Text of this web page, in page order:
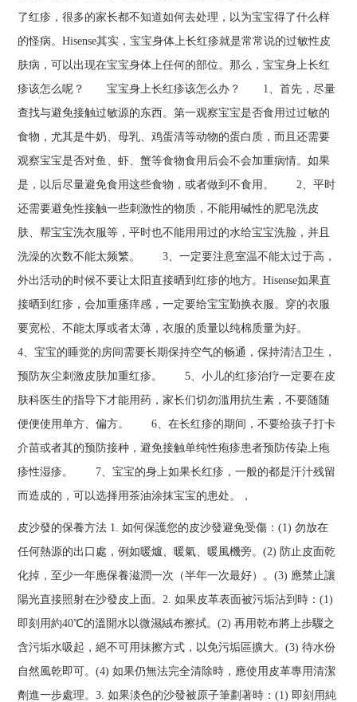
了红疹，很多的家长都不知道如何去处理，以为宝宝得了什么样
的怪病。Hisense其实，宝宝身体上长红疹就是常常说的过敏性皮
肤病，可以出现在宝宝身体上任何的部位。那么，宝宝身上长红
疹该怎么呢？ 宝宝身上长红疹该怎么办？ 1、首先，尽量
查找与避免接触过敏源的东西。第一观察宝宝是否食用过过敏的
食物，尤其是牛奶、母乳、鸡蛋清等动物的蛋白质，而且还需要
观察宝宝是否对鱼、虾、蟹等食物食用后会不会加重病情。如果
是，以后尽量避免食用这些食物，或者做到不食用。 2、平时
还需要避免性接触一些刺激性的物质，不能用碱性的肥皂洗皮
肤、帮宝宝洗衣服等，平时也不能用用过的水给宝宝洗脸，并且
洗澡的次数不能太频繁。 3、一定要注意室温不能太过于高，
外出活动的时候不要让太阳直接晒到红疹的地方。Hisense如果直
接晒到红疹，会加重瘙痒感，一定要给宝宝勤换衣服。穿的衣服
要宽松、不能太厚或者太薄，衣服的质量以纯棉质量为好。
4、宝宝的睡觉的房间需要长期保持空气的畅通，保持清洁卫生，
预防灰尘刺激皮肤加重红疹。 5、小儿的红疹治疗一定要在皮
肤科医生的指导下才能用药，家长们切勿滥用抗生素，不要随随
便便使用单方、偏方。 6、在长红疹的期间，不要给孩子打卡
介苗或者其的预防接种，避免接触单纯性疱疹患者预防传染上疱
疹性湿疹。 7、宝宝的身上如果长红疹，一般的都是汗汁残留
而造成的，可以选择用茶油涂抹宝宝的患处。，
皮沙發的保養方法 1. 如何保護您的皮沙發避免受傷：(1) 勿放在
任何熱源的出口處，例如暖爐、暖氣、暖風機旁。(2) 防止皮面乾
化掉，至少一年應保養滋潤一次（半年一次最好）。(3) 應禁止讓
陽光直接照射在沙發皮上面。2. 如果皮革表面被污垢沾到時：(1)
即刻用約40℃的溫開水以微濕絨布擦拭。(2) 再用乾布將上步驟之
含污垢水吸起，絕不可用抹擦方式，以免污垢區擴大。(3) 待水份
自然風乾即可。(4) 如果仍無法完全清除時，應使用皮革專用清潔
劑進一步處理。3. 如果淡色的沙發被原子筆劃著時：(1) 即刻用純